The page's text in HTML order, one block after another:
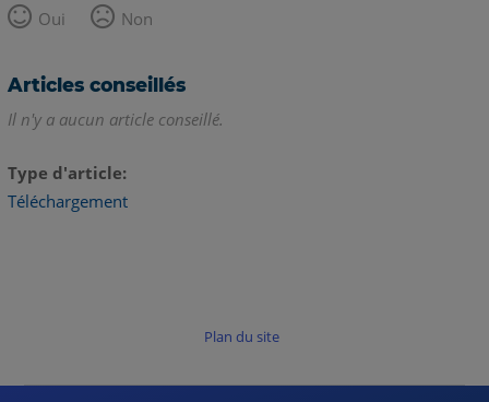
Oui
Non
Articles conseillés
Il n'y a aucun article conseillé.
Type d'article
Téléchargement
Plan du site